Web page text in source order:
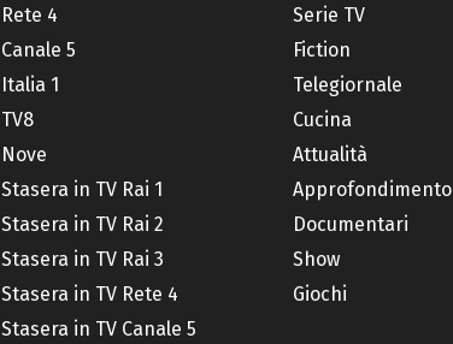
Rete 4
Canale 5
Italia 1
TV8
Nove
Stasera in TV Rai 1
Stasera in TV Rai 2
Stasera in TV Rai 3
Stasera in TV Rete 4
Stasera in TV Canale 5
Serie TV
Fiction
Telegiornale
Cucina
Attualità
Approfondimento
Documentari
Show
Giochi